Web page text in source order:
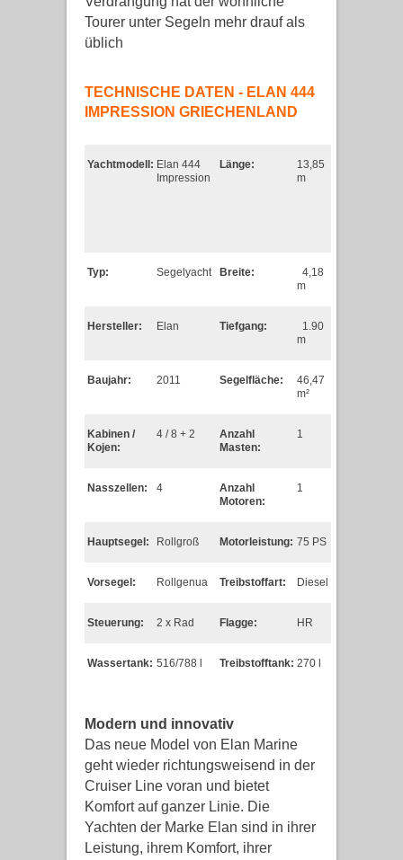
Tourer unter Segeln mehr drauf als
üblich
TECHNISCHE DATEN - ELAN 444
IMPRESSION GRIECHENLAND
Yachtmodell: Elan 444
Impression
Länge:
13,85
m
Typ: Segelyacht Breite:
4,18
m
Hersteller: Elan Tiefgang:
1.90
m
Baujahr: 2011 Segelfläche:
46,47
m²
Kabinen /
Kojen:
4 / 8 + 2
Anzahl
Masten:
1
Nasszellen: 4
Anzahl
Motoren:
1
Hauptsegel: Rollgroß Motorleistung: 75 PS
Vorsegel: Rollgenua Treibstoffart: Diesel
Steuerung: 2 x Rad Flagge: HR
Wassertank: 516/788 l Treibstofftank: 270 l
Modern und innovativ
Das neue Model von Elan Marine
geht wieder richtungsweisend in der
Cruiser Line voran und bietet
Komfort auf ganzer Linie. Die
Yachten der Marke Elan sind in ihrer
Leistung, ihrem Komfort, ihrer